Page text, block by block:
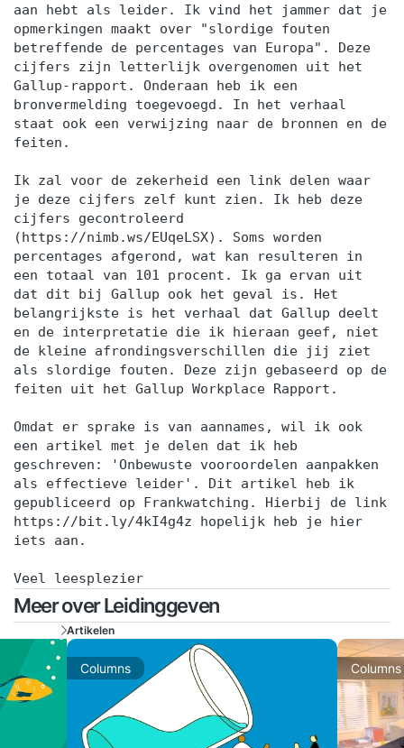
aan hebt als leider. Ik vind het jammer dat je
opmerkingen maakt over "slordige fouten
betreffende de percentages van Europa". Deze
cijfers zijn letterlijk overgenomen uit het
Gallup-rapport. Onderaan heb ik een
bronvermelding toegevoegd. In het verhaal
staat ook een verwijzing naar de bronnen en de
feiten.
Ik zal voor de zekerheid een link delen waar
je deze cijfers zelf kunt zien. Ik heb deze
cijfers gecontroleerd
(https://nimb.ws/EUqeLSX). Soms worden
percentages afgerond, wat kan resulteren in
een totaal van 101 procent. Ik ga ervan uit
dat dit bij Gallup ook het geval is. Het
belangrijkste is het verhaal dat Gallup deelt
en de interpretatie die ik hieraan geef, niet
de kleine afrondingsverschillen die jij ziet
als slordige fouten. Deze zijn gebaseerd op de
feiten uit het Gallup Workplace Rapport.
Omdat er sprake is van aannames, wil ik ook
een artikel met je delen dat ik heb
geschreven: 'Onbewuste vooroordelen aanpakken
als effectieve leider'. Dit artikel heb ik
gepubliceerd op Frankwatching. Hierbij de link
https://bit.ly/4kI4g4z hopelijk heb je hier
iets aan.
Veel leesplezier
Meer over Leidinggeven
Artikelen
Columns Columns